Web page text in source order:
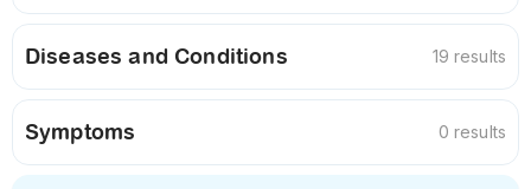
Diseases and Conditions 19 results
Symptoms 0 results